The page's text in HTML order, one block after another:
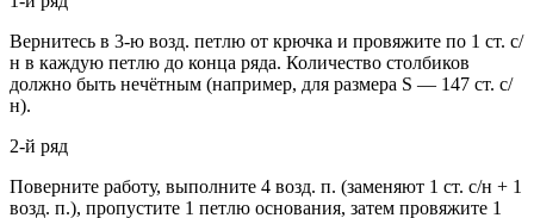
Вернитесь в 3-ю возд. петлю от крючка и провяжите по 1 ст. с/
н в каждую петлю до конца ряда. Количество столбиков
должно быть нечётным (например, для размера S — 147 ст. с/
н).
2-й ряд
Поверните работу, выполните 4 возд. п. (заменяют 1 ст. с/н + 1
возд. п.), пропустите 1 петлю основания, затем провяжите 1